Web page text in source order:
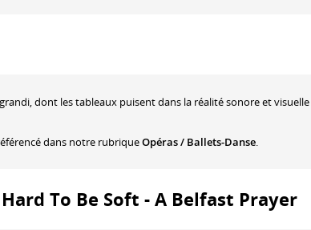
dont les tableaux puisent dans la réalité sonore et visuelle
dans notre rubriqueOpéras / Ballets-Danse.
To Be Soft - A Belfast Prayer